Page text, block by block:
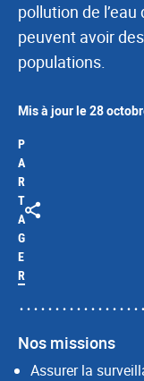
pollution de
peuvent avoir
populations.
Mis à jour le 28
P
A
R
T
A
G
E
R
Nos missions
Assurer la